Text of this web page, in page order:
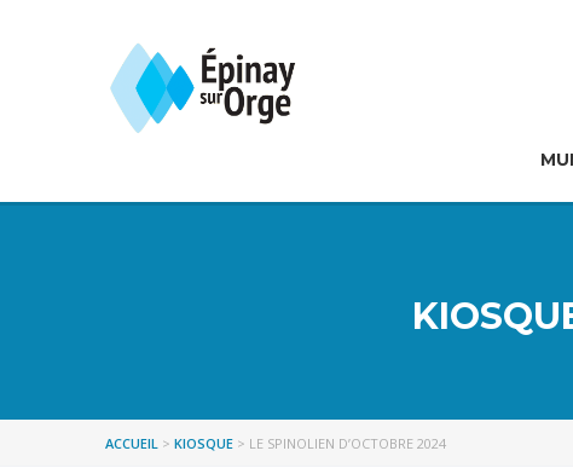
ACCUEIL > KIOSQUE > LE SPINOLIEN D’OCTOBRE 2024